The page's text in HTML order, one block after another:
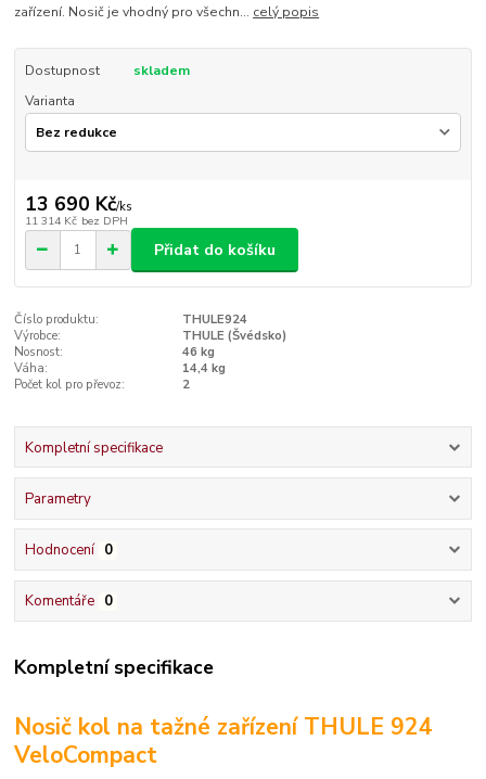
zařízení. Nosič je vhodný pro všechn... celý popis
Dostupnost
skladem
Varianta
13 690 Kč/ks
11 314 Kč bez DPH
Přidat do košíku
Číslo produktu:
THULE924
Výrobce:
THULE (Švédsko)
Nosnost:
46 kg
Váha:
14,4 kg
Počet kol pro převoz:
2
Kompletní specifikace
Parametry
Hodnocení 0
Komentáře 0
Kompletní specifikace
Nosič kol na tažné zařízení THULE 924
VeloCompact